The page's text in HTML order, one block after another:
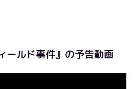
ールド事件』の予告動画